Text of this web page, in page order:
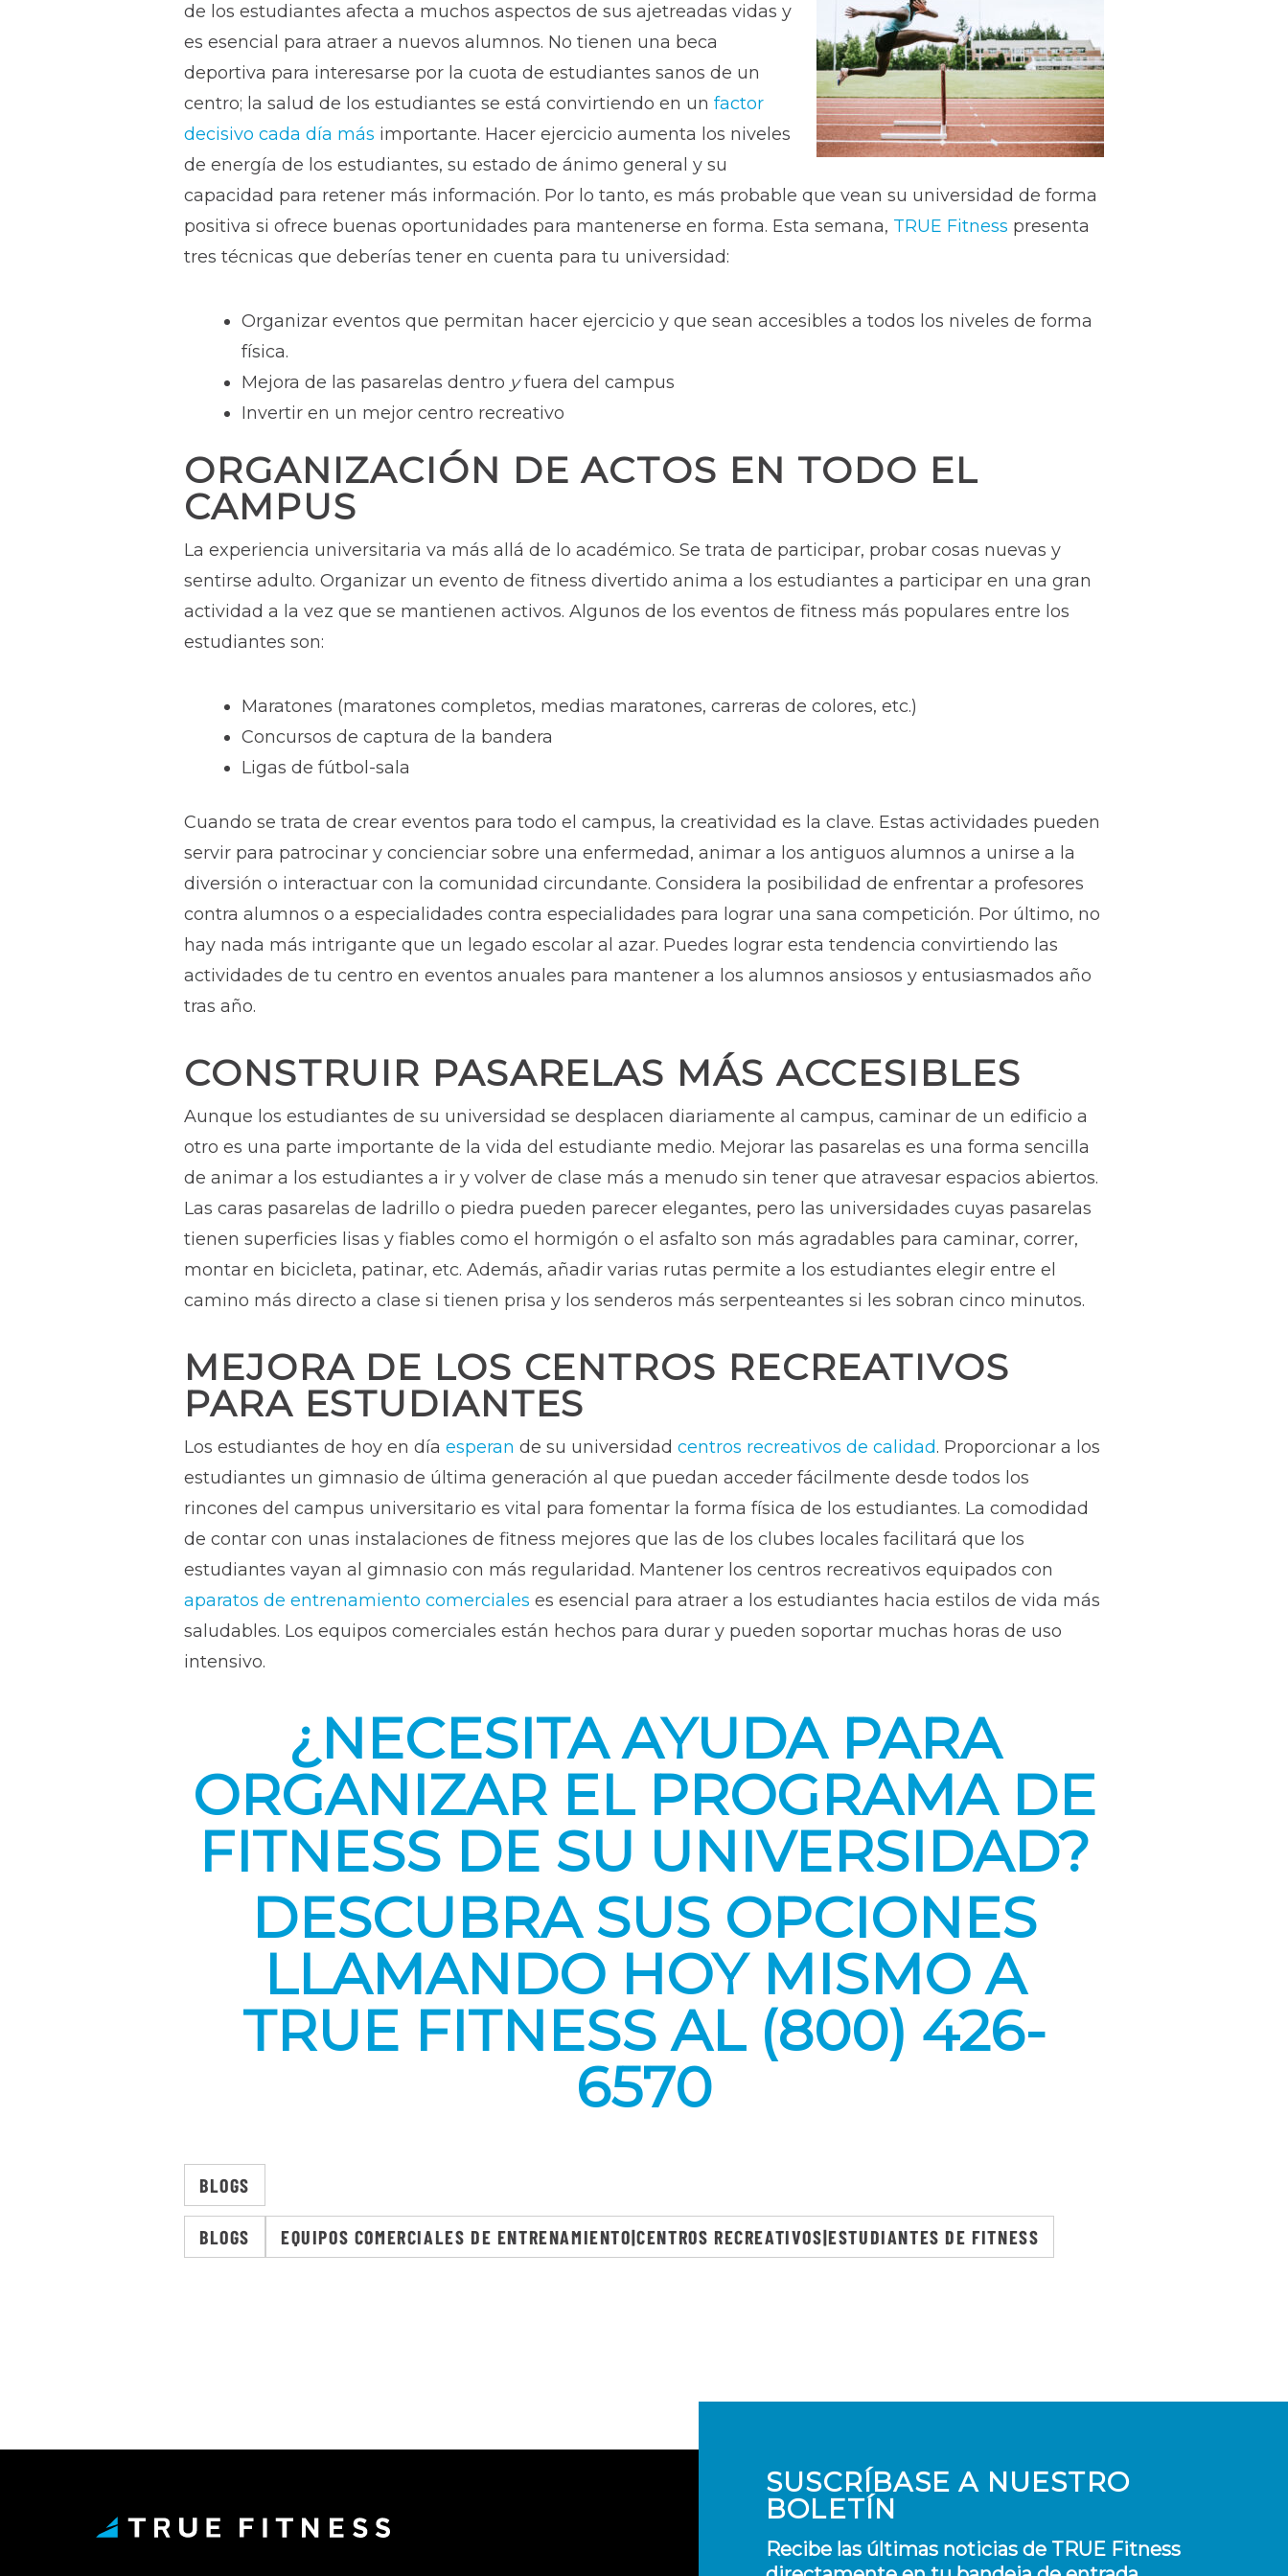
de los estudiantes afecta a muchos aspectos de sus ajetreadas vidas y
es esencial para atraer a nuevos alumnos. No tienen una beca
deportiva para interesarse por la cuota de estudiantes sanos de un
centro; la salud de los estudiantes se está convirtiendo en un factor
decisivo cada día más importante. Hacer ejercicio aumenta los niveles
de energía de los estudiantes, su estado de ánimo general y su
capacidad para retener más información. Por lo tanto, es más probable que vean su universidad de forma
positiva si ofrece buenas oportunidades para mantenerse en forma. Esta semana, TRUE Fitness presenta
tres técnicas que deberías tener en cuenta para tu universidad:
Organizar eventos que permitan hacer ejercicio y que sean accesibles a todos los niveles de forma
física.
Mejora de las pasarelas dentro yfuera del campus
Invertir en un mejor centro recreativo
ORGANIZACIÓN DE ACTOS EN TODO EL
CAMPUS
La experiencia universitaria va más allá de lo académico. Se trata de participar, probar cosas nuevas y
sentirse adulto. Organizar un evento de fitness divertido anima a los estudiantes a participar en una gran
actividad a la vez que se mantienen activos. Algunos de los eventos de fitness más populares entre los
estudiantes son:
Maratones (maratones completos, medias maratones, carreras de colores, etc.)
Concursos de captura de la bandera
Ligas de fútbol-sala
Cuando se trata de crear eventos para todo el campus, la creatividad es la clave. Estas actividades pueden
servir para patrocinar y concienciar sobre una enfermedad, animar a los antiguos alumnos a unirse a la
diversión o interactuar con la comunidad circundante. Considera la posibilidad de enfrentar a profesores
contra alumnos o a especialidades contra especialidades para lograr una sana competición. Por último, no
hay nada más intrigante que un legado escolar al azar. Puedes lograr esta tendencia convirtiendo las
actividades de tu centro en eventos anuales para mantener a los alumnos ansiosos y entusiasmados año
tras año.
CONSTRUIR PASARELAS MÁS ACCESIBLES
Aunque los estudiantes de su universidad se desplacen diariamente al campus, caminar de un edificio a
otro es una parte importante de la vida del estudiante medio. Mejorar las pasarelas es una forma sencilla
de animar a los estudiantes a ir y volver de clase más a menudo sin tener que atravesar espacios abiertos.
Las caras pasarelas de ladrillo o piedra pueden parecer elegantes, pero las universidades cuyas pasarelas
tienen superficies lisas y fiables como el hormigón o el asfalto son más agradables para caminar, correr,
montar en bicicleta, patinar, etc. Además, añadir varias rutas permite a los estudiantes elegir entre el
camino más directo a clase si tienen prisa y los senderos más serpenteantes si les sobran cinco minutos.
MEJORA DE LOS CENTROS RECREATIVOS
PARA ESTUDIANTES
Los estudiantes de hoy en día esperan de su universidad centros recreativos de calidad. Proporcionar a los
estudiantes un gimnasio de última generación al que puedan acceder fácilmente desde todos los
rincones del campus universitario es vital para fomentar la forma física de los estudiantes. La comodidad
de contar con unas instalaciones de fitness mejores que las de los clubes locales facilitará que los
estudiantes vayan al gimnasio con más regularidad. Mantener los centros recreativos equipados con
aparatos de entrenamiento comerciales es esencial para atraer a los estudiantes hacia estilos de vida más
saludables. Los equipos comerciales están hechos para durar y pueden soportar muchas horas de uso
intensivo.
¿NECESITA AYUDA PARA
ORGANIZAR EL PROGRAMA DE
FITNESS DE SU UNIVERSIDAD?
DESCUBRA SUS OPCIONES
LLAMANDO HOY MISMO A
TRUE FITNESS AL (800) 426-
6570
BLOGS
BLOGS EQUIPOS COMERCIALES DE ENTRENAMIENTO|CENTROS RECREATIVOS|ESTUDIANTES DE FITNESS
SUSCRÍBASE A NUESTRO
BOLETÍN
Recibe las últimas noticias de TRUE Fitness